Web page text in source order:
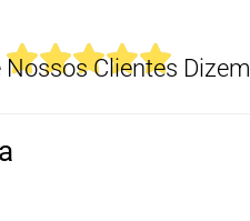
Nossos Clientes Dizem